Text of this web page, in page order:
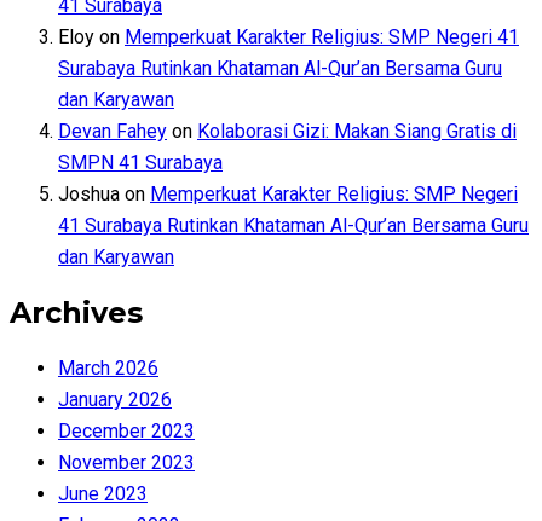
41 Surabaya
Eloy on Memperkuat Karakter Religius: SMP Negeri 41
Surabaya Rutinkan Khataman Al-Qur’an Bersama Guru
dan Karyawan
Devan Fahey on Kolaborasi Gizi: Makan Siang Gratis di
SMPN 41 Surabaya
Joshua on Memperkuat Karakter Religius: SMP Negeri
41 Surabaya Rutinkan Khataman Al-Qur’an Bersama Guru
dan Karyawan
Archives
March 2026
January 2026
December 2023
November 2023
June 2023